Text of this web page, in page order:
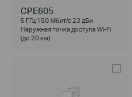
CPE605
5 ГГц 150 Мбит/с 23 дБи
Наружная точка доступа Wi-Fi
(до 20 км)